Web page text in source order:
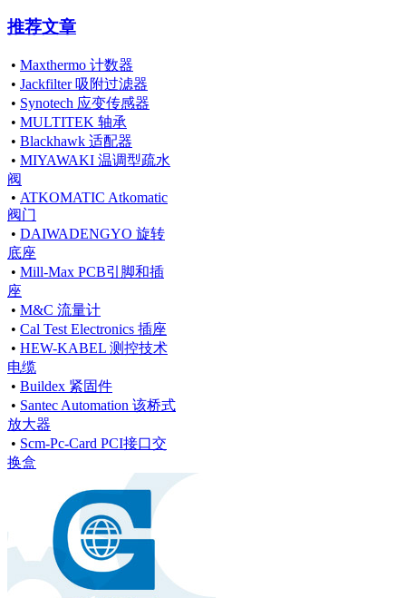
推荐文章
• Maxthermo 计数器
• Jackfilter 吸附过滤器
• Synotech 应变传感器
• MULTITEK 轴承
• Blackhawk 适配器
• MIYAWAKI 温调型疏水
阀
• ATKOMATIC Atkomatic
阀门
• DAIWADENGYO 旋转
底座
• Mill-Max PCB引脚和插
座
• M&C 流量计
• Cal Test Electronics 插座
• HEW-KABEL 测控技术
电缆
• Buildex 紧固件
• Santec Automation 该桥式
放大器
• Scm-Pc-Card PCI接口交
换盒